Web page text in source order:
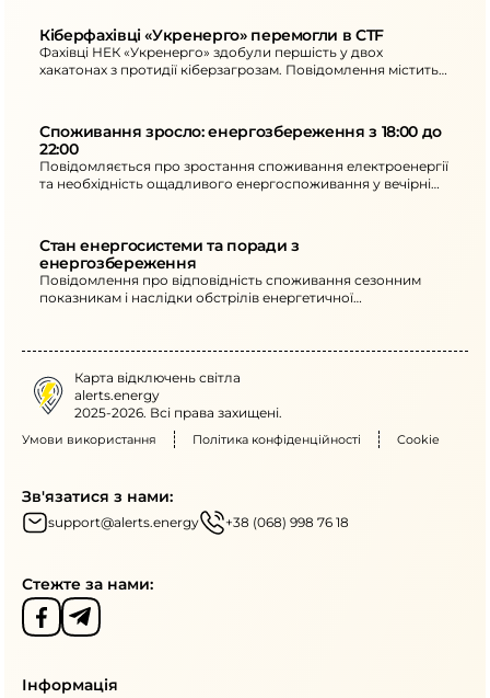
безпеки під час робіт.
Кіберфахівці «Укренерго» перемогли в CTF
Фахівці НЕК «Укренерго» здобули першість у двох
хакатонах з протидії кіберзагрозам. Повідомлення містить
Споживання зросло: енергозбереження з 18:00 до
22:00
Повідомляється про зростання споживання електроенергії
та необхідність ощадливого енергоспоживання у вечірні
Стан енергосистеми та поради з
енергозбереження
Повідомлення про відповідність споживання сезонним
показникам і наслідки обстрілів енергетичної
потужних електроприладів у вечірні години.
Карта відключень світла
alerts.energy
2025-2026. Всі права захищені.
Умови використання Політика конфіденційності Cookie
Зв'язатися з нами:
support@alerts.energy +38 (068) 998 76 18
Стежте за нами:
Інформація